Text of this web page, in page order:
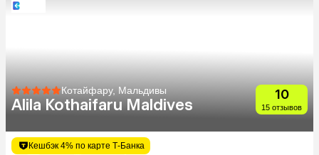
Котайфару, Мальдивы
Alila Kothaifaru Maldives
10
15 отзывов
Кешбэк 4% по карте Т-Банка